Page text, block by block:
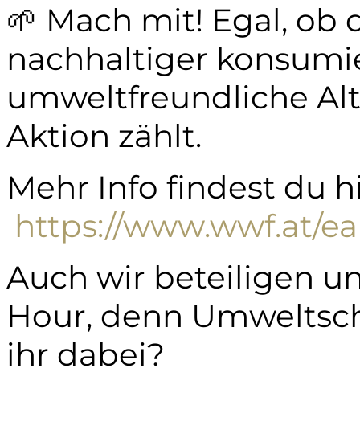
🌱 Mach mit! Egal, ob
nachhaltiger
umweltfreundliche
Aktion zählt.
Mehr Info findest du
https://www.wwf.at/
Auch wir beteiligen
Hour, denn
ihr dabei?